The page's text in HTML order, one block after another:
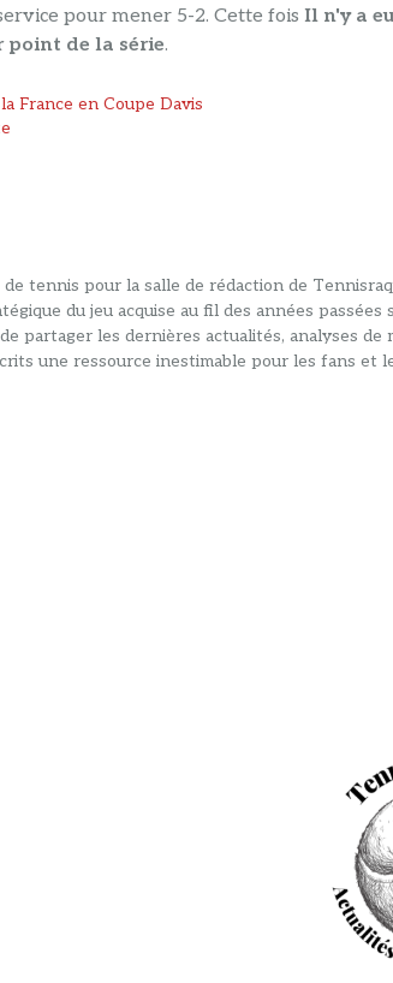
pour mener 5-2. Cette fois Il n'y a
point de la série.
France en Coupe Davis
tennis pour la salle de rédaction de
du jeu acquise au fil des années passées
partager les dernières actualités, analyses de
une ressource inestimable pour les fans et